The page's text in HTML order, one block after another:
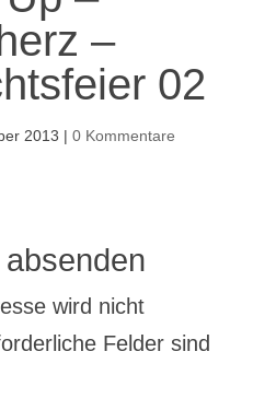
–
02
2013 | 0 Kommentare
wird nicht
Felder sind